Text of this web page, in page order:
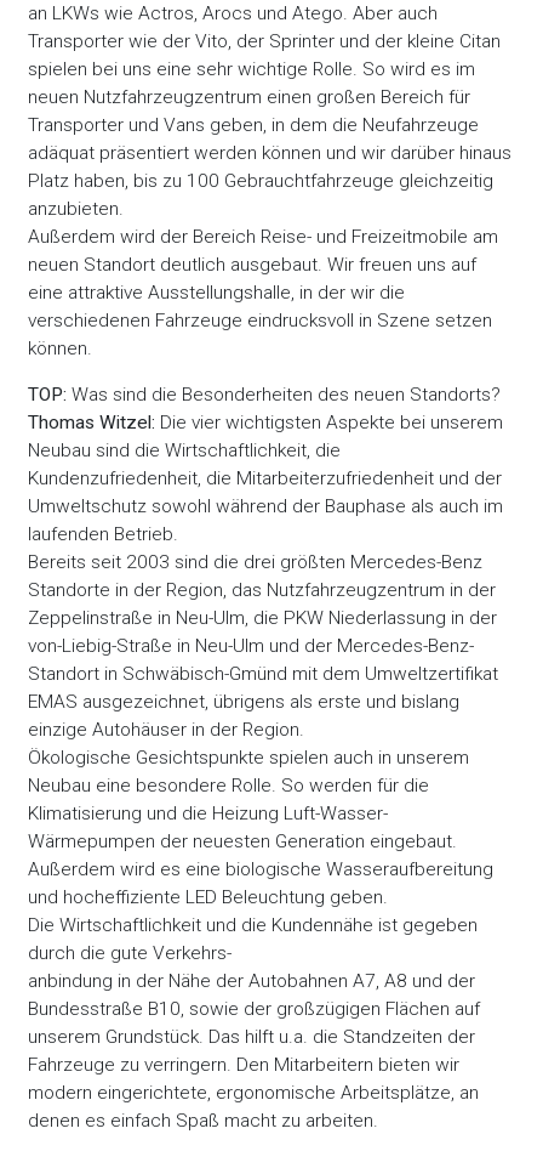
an LKWs wie Actros, Arocs und Atego. Aber auch
Transporter wie der Vito, der Sprinter und der kleine Citan
spielen bei uns eine sehr wichtige Rolle. So wird es im
neuen Nutzfahrzeugzentrum einen großen Bereich für
Transporter und Vans geben, in dem die Neufahrzeuge
adäquat präsentiert werden können und wir darüber hinaus
Platz haben, bis zu 100 Gebrauchtfahrzeuge gleichzeitig
anzubieten.
Außerdem wird der Bereich Reise- und Freizeitmobile am
neuen Standort deutlich ausgebaut. Wir freuen uns auf
eine attraktive Ausstellungshalle, in der wir die
verschiedenen Fahrzeuge eindrucksvoll in Szene setzen
können.
TOP: Was sind die Besonderheiten des neuen Standorts?
Thomas Witzel: Die vier wichtigsten Aspekte bei unserem
Neubau sind die Wirtschaftlichkeit, die
Kundenzufriedenheit, die Mitarbeiterzufriedenheit und der
Umweltschutz sowohl während der Bauphase als auch im
laufenden Betrieb.
Bereits seit 2003 sind die drei größten Mercedes-Benz
Standorte in der Region, das Nutzfahrzeugzentrum in der
Zeppelinstraße in Neu-Ulm, die PKW Niederlassung in der
von-Liebig-Straße in Neu-Ulm und der Mercedes-Benz-
Standort in Schwäbisch-Gmünd mit dem Umweltzertifikat
EMAS ausgezeichnet, übrigens als erste und bislang
einzige Autohäuser in der Region.
Ökologische Gesichtspunkte spielen auch in unserem
Neubau eine besondere Rolle. So werden für die
Klimatisierung und die Heizung Luft-Wasser-
Wärmepumpen der neuesten Generation eingebaut.
Außerdem wird es eine biologische Wasseraufbereitung
und hocheffiziente LED Beleuchtung geben.
Die Wirtschaftlichkeit und die Kundennähe ist gegeben
durch die gute Verkehrs-
anbindung in der Nähe der Autobahnen A7, A8 und der
Bundesstraße B10, sowie der großzügigen Flächen auf
unserem Grundstück. Das hilft u.a. die Standzeiten der
Fahrzeuge zu verringern. Den Mitarbeitern bieten wir
modern eingerichtete, ergonomische Arbeitsplätze, an
denen es einfach Spaß macht zu arbeiten.